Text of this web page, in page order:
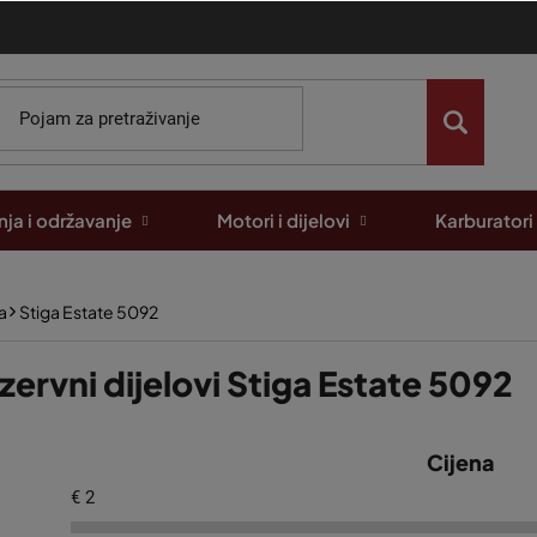
i održavanje Motori i dijelovi Karburatori
Stiga Estate 5092
dijelovi Stiga Estate 5092
Cijena
€ 2